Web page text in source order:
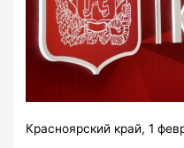
Красноярский край, 1